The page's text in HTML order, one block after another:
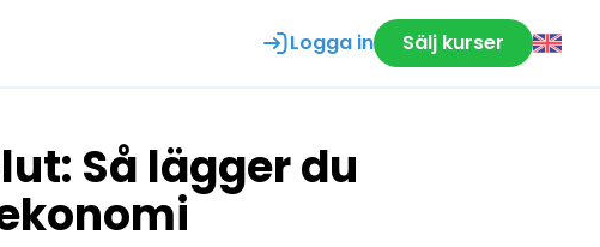
Logga in Sälj kurser
Så lägger du